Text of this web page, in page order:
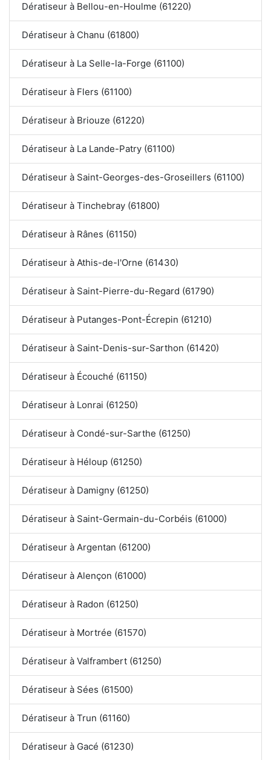
Dératiseur à Bellou-en-Houlme (61220)
Dératiseur à Chanu (61800)
Dératiseur à La Selle-la-Forge (61100)
Dératiseur à Flers (61100)
Dératiseur à Briouze (61220)
Dératiseur à La Lande-Patry (61100)
Dératiseur à Saint-Georges-des-Groseillers (61100)
Dératiseur à Tinchebray (61800)
Dératiseur à Rânes (61150)
Dératiseur à Athis-de-l'Orne (61430)
Dératiseur à Saint-Pierre-du-Regard (61790)
Dératiseur à Putanges-Pont-Écrepin (61210)
Dératiseur à Saint-Denis-sur-Sarthon (61420)
Dératiseur à Écouché (61150)
Dératiseur à Lonrai (61250)
Dératiseur à Condé-sur-Sarthe (61250)
Dératiseur à Héloup (61250)
Dératiseur à Damigny (61250)
Dératiseur à Saint-Germain-du-Corbéis (61000)
Dératiseur à Argentan (61200)
Dératiseur à Alençon (61000)
Dératiseur à Radon (61250)
Dératiseur à Mortrée (61570)
Dératiseur à Valframbert (61250)
Dératiseur à Sées (61500)
Dératiseur à Trun (61160)
Dératiseur à Gacé (61230)